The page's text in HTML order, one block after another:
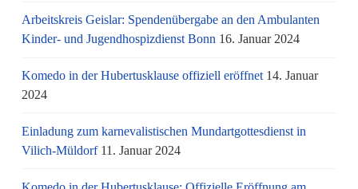
Arbeitskreis Geislar: Spendenübergabe an den Ambulanten
Kinder- und Jugendhospizdienst Bonn 16. Januar 2024
Komedo in der Hubertusklause offiziell eröffnet 14. Januar
2024
Einladung zum karnevalistischen Mundartgottesdienst in
Vilich-Müldorf 11. Januar 2024